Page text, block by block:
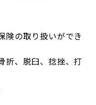
険の取り扱いができ
折、脱臼、捻挫、打